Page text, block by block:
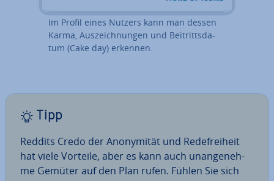
Im Profil eines Nutzers kann man dessen
Karma, Aus­zeich­nun­gen und Bei­tritts­da­
tum (Cake day) erkennen.
Tipp
Reddits Credo der An­ony­mi­tät und Re­de­frei­heit
hat viele Vorteile, aber es kann auch un­an­ge­neh­
me Gemüter auf den Plan rufen. Fühlen Sie sich